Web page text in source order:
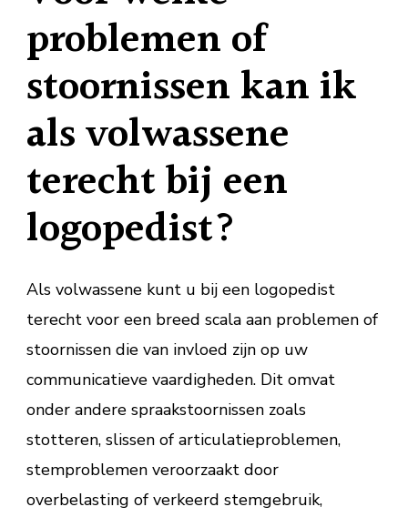
problemen of
stoornissen kan ik
als volwassene
terecht bij een
logopedist?
Als volwassene kunt u bij een logopedist
terecht voor een breed scala aan problemen of
stoornissen die van invloed zijn op uw
communicatieve vaardigheden. Dit omvat
onder andere spraakstoornissen zoals
stotteren, slissen of articulatieproblemen,
stemproblemen veroorzaakt door
overbelasting of verkeerd stemgebruik,